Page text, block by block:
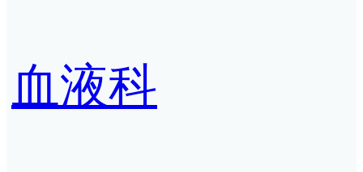
血液科